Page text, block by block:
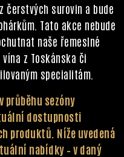
čerstvých surovin a bude
Tato akce nebude
naše řemeslné
vína z Toskánska či
specialitám.
průběhu sezóny
dostupnosti
produktů. Níže uvedená
nabídky – v daný